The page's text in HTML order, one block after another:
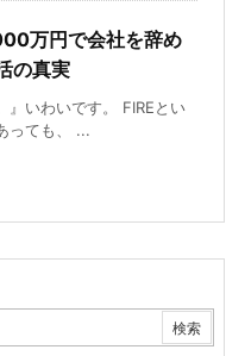
万円で会社を辞め
の真実
』いわいです。 FIREとい
っても、 ...